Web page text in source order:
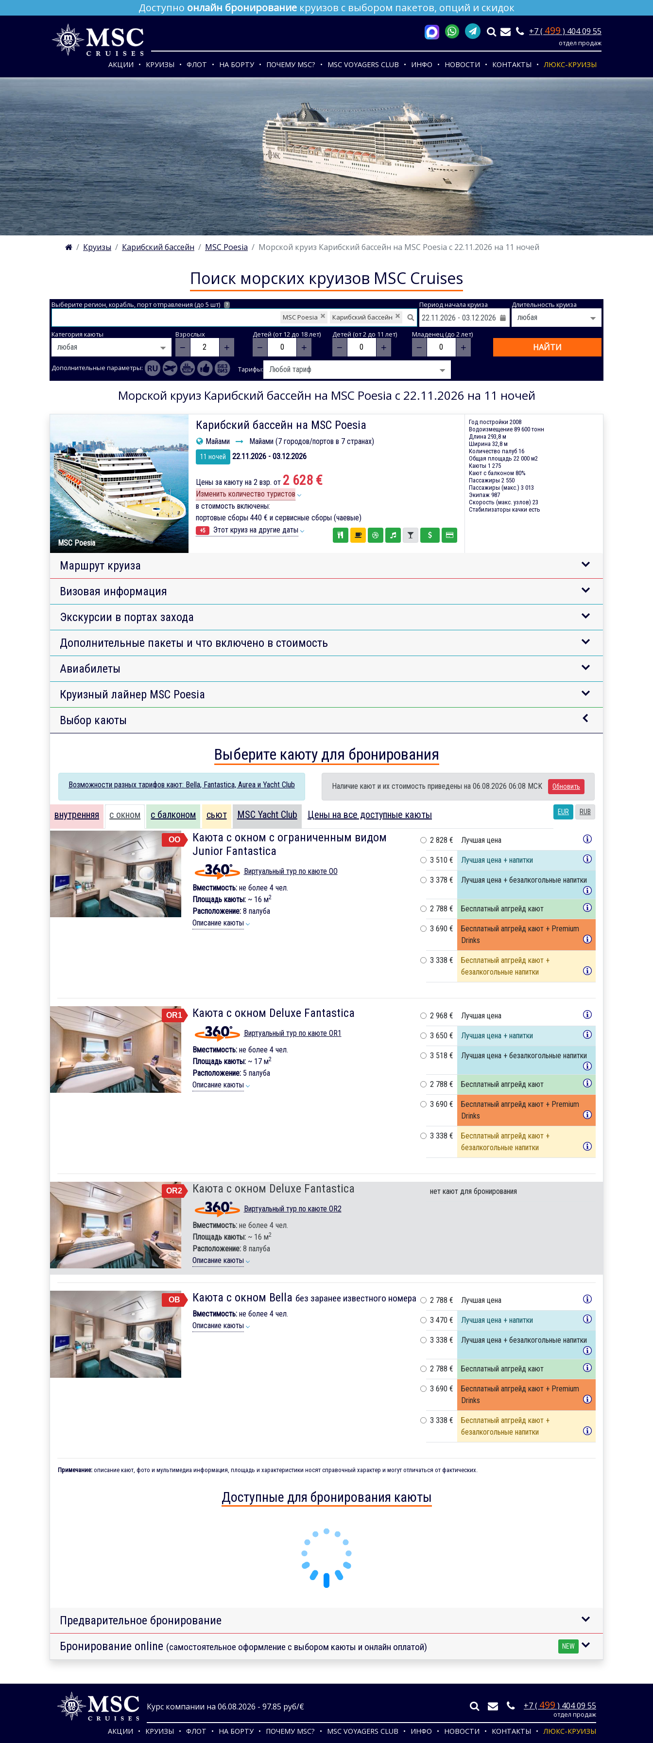
Доступно онлайн бронирование круизов с выбором пакетов, опций и скидок
+7 ( 499 ) 404 09 55
отдел продаж
АКЦИИ КРУИЗЫ ФЛОТ НА БОРТУ ПОЧЕМУ MSC? MSC VOYAGERS CLUB ИНФО НОВОСТИ КОНТАКТЫ ЛЮКС-КРУИЗЫ
Круизы Карибский бассейн MSC Poesia Морской круиз Карибский бассейн на MSC Poesia с 22.11.2026 на 11 ночей
Поиск морских круизов MSC Cruises
Выберите регион, корабль, порт отправления (до 5 шт) ?
Карибский бассейн
MSC Poesia
Период начала круиза Длительность круиза
Категория каюты Взрослых
− +
Детей (от 12 до 18 лет)
− +
Детей (от 2 до 11 лет)
− +
Младенец (до 2 лет)
− + НАЙТИ
Дополнительные параметры: Тарифы:
Морской круиз Карибский бассейн на MSC Poesia с 22.11.2026 на 11 ночей
MSC Poesia
Карибский бассейн на MSC Poesia
Майами Майами (7 городов/портов в 7 странах)
11 ночей 22.11.2026 - 03.12.2026
Цены за каюту на 2 взр. от 2 628 €
Изменить количество туристов
в стоимость включены:
портовые сборы 440 € и сервисные сборы (чаевые)
+5 Этот круиз на другие даты
Год постройки 2008
Водоизмещение 89 600 тонн
Длина 293,8 м
Ширина 32,8 м
Количество палуб 16
Общая площадь 22 000 м2
Каюты 1 275
Кают с балконом 80%
Пассажиры 2 550
Пассажиры (макс.) 3 013
Экипаж 987
Скорость (макс. узлов) 23
Стабилизаторы качки есть
Маршрут круиза
Визовая информация
Экскурсии в портах захода
Дополнительные пакеты и что включено в стоимость
Авиабилеты
Круизный лайнер MSC Poesia
Выбор каюты
Выберите каюту для бронирования
Возможности разных тарифов кают: Bella, Fantastica, Aurea и Yacht Club Наличие кают и их стоимость приведены на 06.08.2026 06:08 MCK Обновить
EUR RUB
внутренняя с окном с балконом сьют MSC Yacht Club Цены на все доступные каюты
OO
Каюта с окном с ограниченным видом
Junior Fantastica
Виртуальный тур по каюте OO
Вместимость:не более 4 чел.
Площадь каюты:~ 16 м2
Расположение:8 палуба
Описание каюты
2 828 € Лучшая цена
3 510 € Лучшая цена + напитки
3 378 € Лучшая цена + безалкогольные напитки
2 788 € Бесплатный апгрейд кают
3 690 €
Бесплатный апгрейд кают + Premium
Drinks
3 338 €
Бесплатный апгрейд кают +
безалкогольные напитки
OR1 Каюта с окном Deluxe Fantastica
Виртуальный тур по каюте OR1
Вместимость:не более 4 чел.
Площадь каюты:~ 17 м2
Расположение:5 палуба
Описание каюты
2 968 € Лучшая цена
3 650 € Лучшая цена + напитки
3 518 € Лучшая цена + безалкогольные напитки
2 788 € Бесплатный апгрейд кают
3 690 €
Бесплатный апгрейд кают + Premium
Drinks
3 338 €
Бесплатный апгрейд кают +
безалкогольные напитки
OR2 Каюта с окном Deluxe Fantastica
Виртуальный тур по каюте OR2
Вместимость:не более 4 чел.
Площадь каюты:~ 16 м2
Расположение:8 палуба
Описание каюты
нет кают для бронирования
OB Каюта с окном Bella без заранее известного номера
Вместимость:не более 4 чел.
Описание каюты
2 788 € Лучшая цена
3 470 € Лучшая цена + напитки
3 338 € Лучшая цена + безалкогольные напитки
2 788 € Бесплатный апгрейд кают
3 690 €
Бесплатный апгрейд кают + Premium
Drinks
3 338 €
Бесплатный апгрейд кают +
безалкогольные напитки
Примечание: описание кают, фото и мультимедиа информация, площадь и характеристики носят справочный характер и могут отличаться от фактических.
Доступные для бронирования каюты
Предварительное бронирование
Бронирование online (самостоятельное оформление с выбором каюты и онлайн оплатой) NEW
Курс компании на 06.08.2026 - 97.85 руб/€ +7 ( 499 ) 404 09 55
отдел продаж
АКЦИИ КРУИЗЫ ФЛОТ НА БОРТУ ПОЧЕМУ MSC? MSC VOYAGERS CLUB ИНФО НОВОСТИ КОНТАКТЫ ЛЮКС-КРУИЗЫ